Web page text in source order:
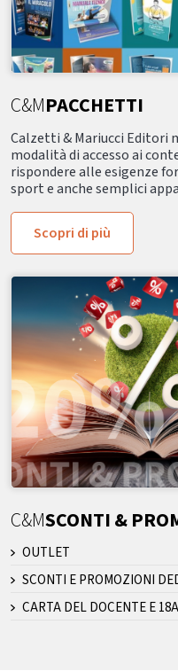
C&MPACCHETTI
Calzetti & Mariucci Editori
modalità di accesso ai
rispondere alle esigenze
sport e anche semplici
Scopri di più
C&MSCONTI &
OUTLET
SCONTI E PROMOZIONI
CARTA DEL DOCENTE E